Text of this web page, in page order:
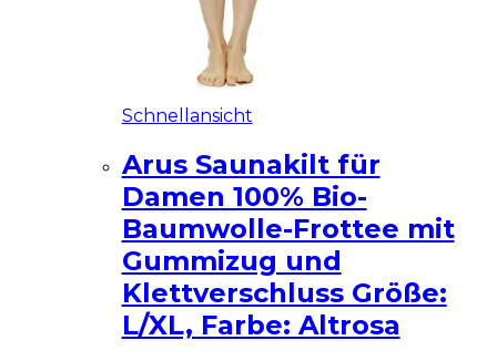
Schnellansicht
Arus Saunakilt für
Damen 100% Bio-
Baumwolle-Frottee mit
Gummizug und
Klettverschluss Größe:
L/XL, Farbe: Altrosa